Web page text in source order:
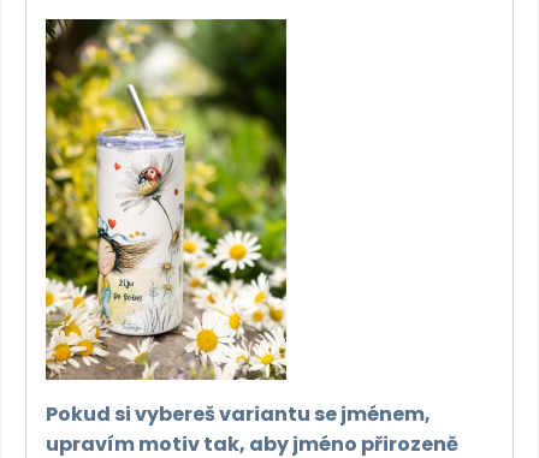
Pokud si vybereš variantu se jménem,
upravím motiv tak, aby jméno přirozeně